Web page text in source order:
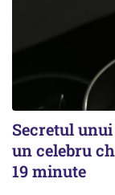
Secretul
un celebru
19 minute